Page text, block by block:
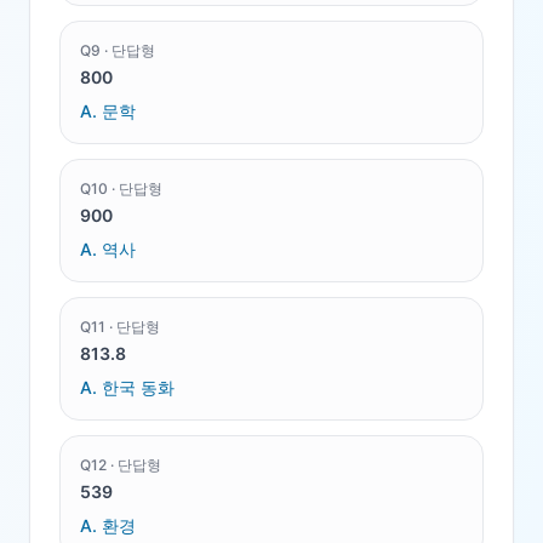
Q9 · 단답형
800
A. 문학
Q10 · 단답형
900
A. 역사
Q11 · 단답형
813.8
A. 한국 동화
Q12 · 단답형
539
A. 환경